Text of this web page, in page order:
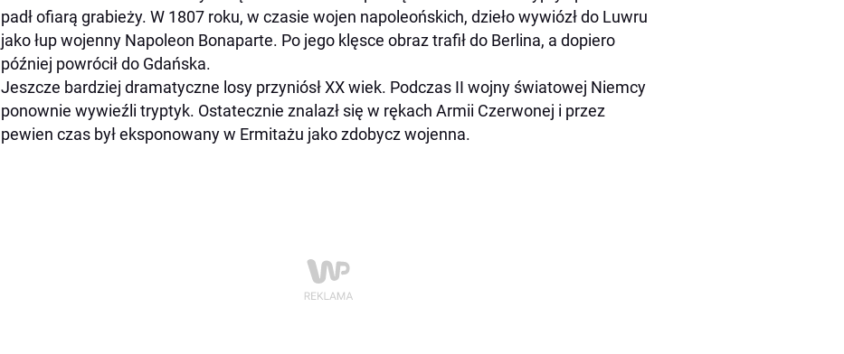
padł ofiarą grabieży. W 1807 roku, w czasie wojen napoleońskich, dzieło wywiózł do Luwru
jako łup wojenny Napoleon Bonaparte. Po jego klęsce obraz trafił do Berlina, a dopiero
później powrócił do Gdańska.
Jeszcze bardziej dramatyczne losy przyniósł XX wiek. Podczas II wojny światowej Niemcy
ponownie wywieźli tryptyk. Ostatecznie znalazł się w rękach Armii Czerwonej i przez
pewien czas był eksponowany w Ermitażu jako zdobycz wojenna.